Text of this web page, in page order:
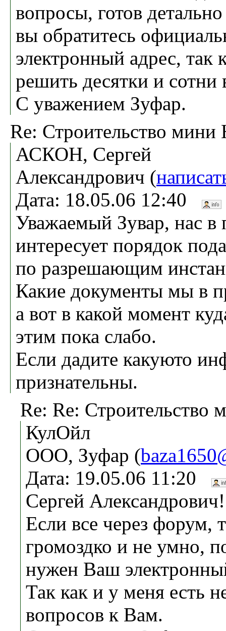
вопросы, готов
вы обратитесь
электронный адрес, так
решить десятки и сотни
С уважением Зуфар.
Re: Строительство
АСКОН, Сергей
Александрович (
Дата: 18.05.06 12:40
Уважаемый Зувар, нас в
интересует порядок
по разрешающим
Какие документы мы в
а вот в какой момент
этим пока слабо.
Если дадите какуюто
признательны.
Re: Re:
КулОйл
ООО, Зуфар (
Дата: 19.05.06 11:20
Сергей Александрович!
Если все через форум,
громоздко и не умно,
нужен Ваш
Так как и у меня есть
вопросов к Вам.